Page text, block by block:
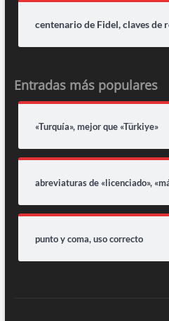
centenario de Fidel, claves de
Entradas más populares
«Turquía», mejor que «Türkiye»
abreviaturas de «licenciado»,
punto y coma, uso correcto